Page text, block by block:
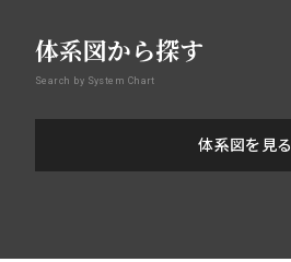
体系図から探す
Search by System Chart
体系図を見る